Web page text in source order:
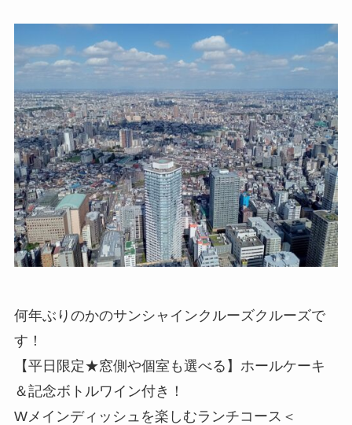
何年ぶりのかのサンシャインクルーズクルーズで
す！
【平日限定★窓側や個室も選べる】ホールケーキ
＆記念ボトルワイン付き！
Wメインディッシュを楽しむランチコース＜